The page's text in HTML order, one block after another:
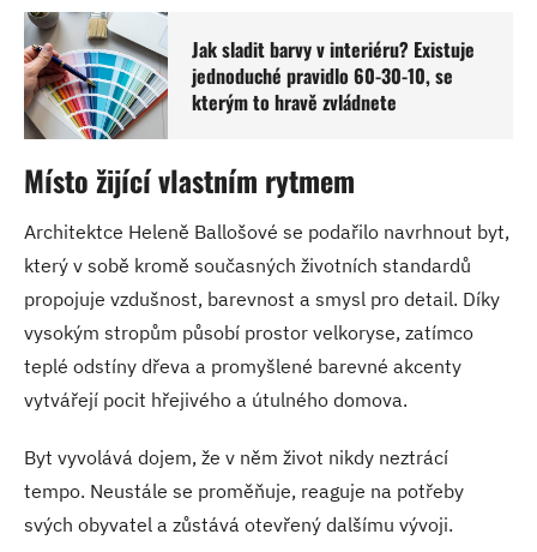
Jak sladit barvy v interiéru? Existuje
jednoduché pravidlo 60-30-10, se
kterým to hravě zvládnete
Místo žijící vlastním rytmem
Architektce Heleně Ballošové se podařilo navrhnout byt,
který v sobě kromě současných životních standardů
propojuje vzdušnost, barevnost a smysl pro detail. Díky
vysokým stropům působí prostor velkoryse, zatímco
teplé odstíny dřeva a promyšlené barevné akcenty
vytvářejí pocit hřejivého a útulného domova.
Byt vyvolává dojem, že v něm život nikdy neztrácí
tempo. Neustále se proměňuje, reaguje na potřeby
svých obyvatel a zůstává otevřený dalšímu vývoji.